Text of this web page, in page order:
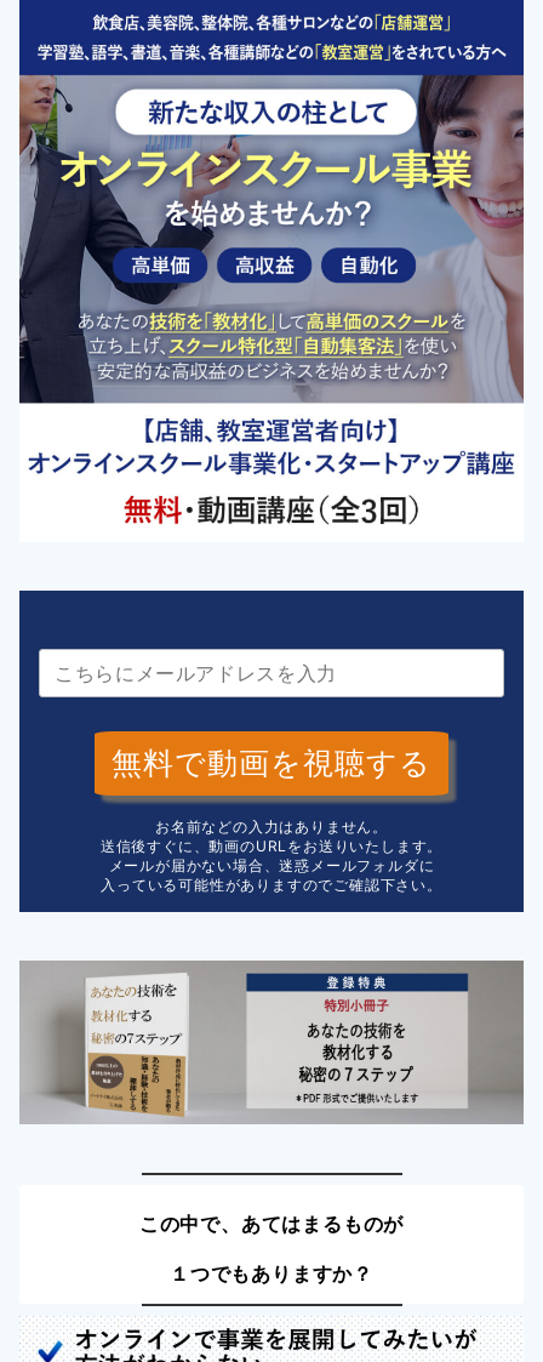
無料で動画を視聴する
お名前などの入力はありません。
送信後すぐに、動画のURLをお送りいたします。
メールが届かない場合、迷惑メールフォルダに
入っている可能性がありますのでご確認下さい。
この中で、あてはまるものが
１つでもありますか？